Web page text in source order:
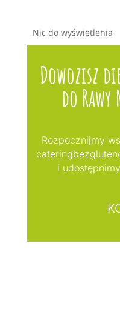
Nic do wyświetlenia
Dowozisz
do
Rozpocznijmy
i